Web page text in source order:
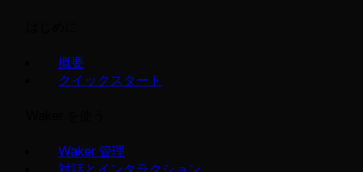
概要
クイックスタート
Waker 管理
対話とインタラクション